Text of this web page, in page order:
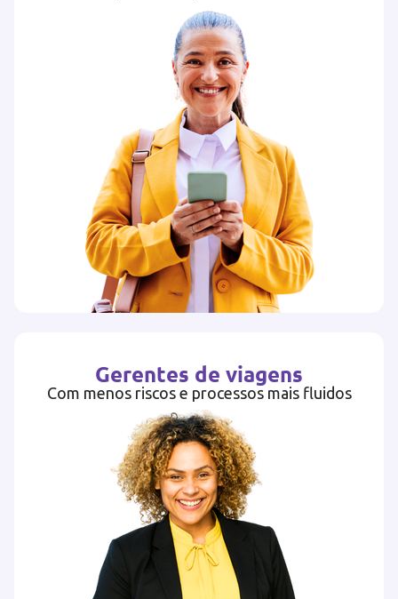
Gerentes de viagens
Com menos riscos e processos mais fluidos